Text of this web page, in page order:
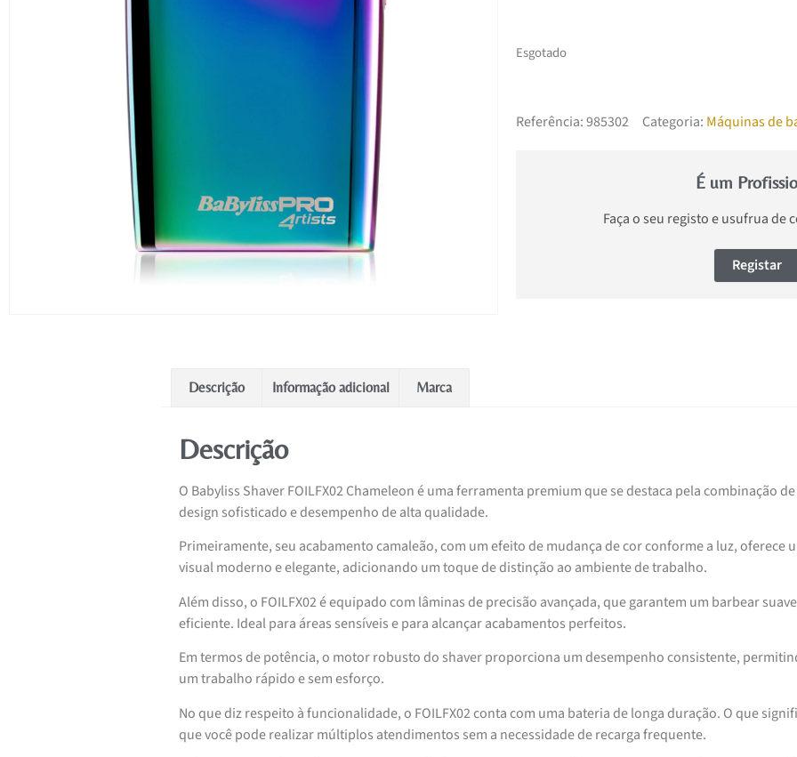
Esgotado
Referência:985302 Categoria: Máquinas de
É um
Faça o seu registo e usufrua de
Registar
Descrição Informação adicional Marca
Descrição
O Babyliss Shaver FOILFX02 Chameleon é uma ferramenta premium que se destaca pela combinação de
design sofisticado e desempenho de alta qualidade.
Primeiramente, seu acabamento camaleão, com um efeito de mudança de cor conforme a luz, oferece
visual moderno e elegante, adicionando um toque de distinção ao ambiente de trabalho.
Além disso, o FOILFX02 é equipado com lâminas de precisão avançada, que garantem um barbear
eficiente. Ideal para áreas sensíveis e para alcançar acabamentos perfeitos.
Em termos de potência, o motor robusto do shaver proporciona um desempenho consistente,
um trabalho rápido e sem esforço.
No que diz respeito à funcionalidade, o FOILFX02 conta com uma bateria de longa duração. O que
que você pode realizar múltiplos atendimentos sem a necessidade de recarga frequente.